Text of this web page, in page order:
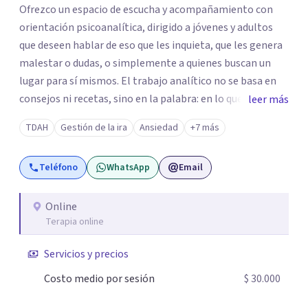
Ofrezco un espacio de escucha y acompañamiento con
orientación psicoanalítica, dirigido a jóvenes y adultos
que deseen hablar de eso que les inquieta, que les genera
malestar o dudas, o simplemente a quienes buscan un
lugar para sí mismos. El trabajo analítico no se basa en
consejos ni recetas, sino en la palabra: en lo que cada
quien puede decir de su historia, de su deseo, de su
malestar... En el encuentro con un analista se abre la
posibilidad de pensar de otro modo eso que hasta ahora
parecía sin salida.
leer más
TDAH Gestión de la ira Ansiedad +7 más
Teléfono WhatsApp Email
Online
Terapia online
Servicios y precios
Costo medio por sesión
$ 30.000